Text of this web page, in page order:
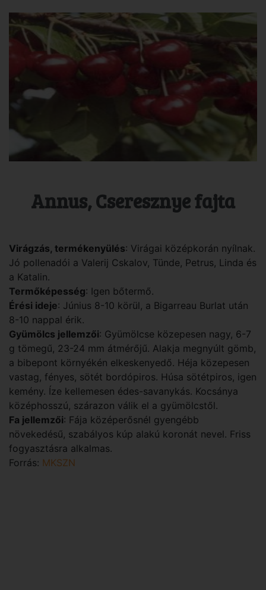
Annus, Cseresznye fajta
Virágzás, termékenyülés: Virágai középkorán nyílnak.
Jó pollenadói a Valerij Cskalov, Tünde, Petrus, Linda és
a Katalin.
Termőképesség: Igen bőtermő.
Érési ideje: Június 8-10 körül, a Bigarreau Burlat után
8-10 nappal érik.
Gyümölcs jellemzői: Gyümölcse közepesen nagy, 6-7
g tömegű, 23-24 mm átmérőjű. Alakja megnyúlt gömb,
a bibepont környékén elkeskenyedő. Héja közepesen
vastag, fényes, sötét bordópiros. Húsa sötétpiros, igen
kemény. Íze kellemesen édes-savanykás. Kocsánya
középhosszú, szárazon válik el a gyümölcstől.
Fa jellemzői: Fája középerősnél gyengébb
növekedésű, szabályos kúp alakú koronát nevel. Friss
fogyasztásra alkalmas.
Forrás: MKSZN